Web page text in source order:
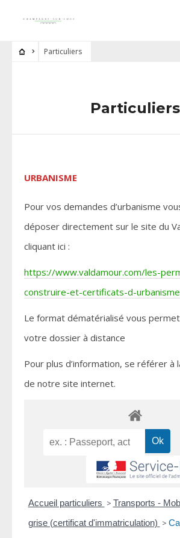
Particuliers
Particuliers
URBANISME
Pour vos demandes d’urbanisme
déposer directement sur le site du
cliquant ici :
https://www.valdamour.com/les-
construire-et-certificats-d-
Le format dématérialisé vous
votre dossier à distance
Pour plus d’information, se référer à
de notre site internet.
Accueil particuliers > Transports -
grise (certificat d'immatriculation) >